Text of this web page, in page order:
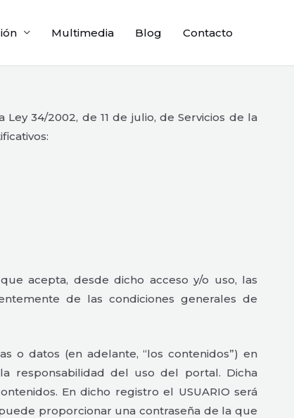
Multimedia Blog Contacto
34/2002, de 11 de julio, de Servicios de la
acepta, desde dicho acceso y/o uso, las
de las condiciones generales de
o datos (en adelante, “los contenidos”) en
responsabilidad del uso del portal. Dicha
En dicho registro el USUARIO será
proporcionar una contraseña de la que